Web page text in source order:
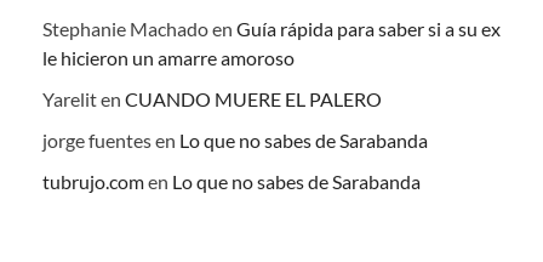
Stephanie Machadoen Guía rápida para saber si a su ex
le hicieron un amarre amoroso
Yareliten CUANDO MUERE EL PALERO
jorge fuentesen Lo que no sabes de Sarabanda
tubrujo.comen Lo que no sabes de Sarabanda